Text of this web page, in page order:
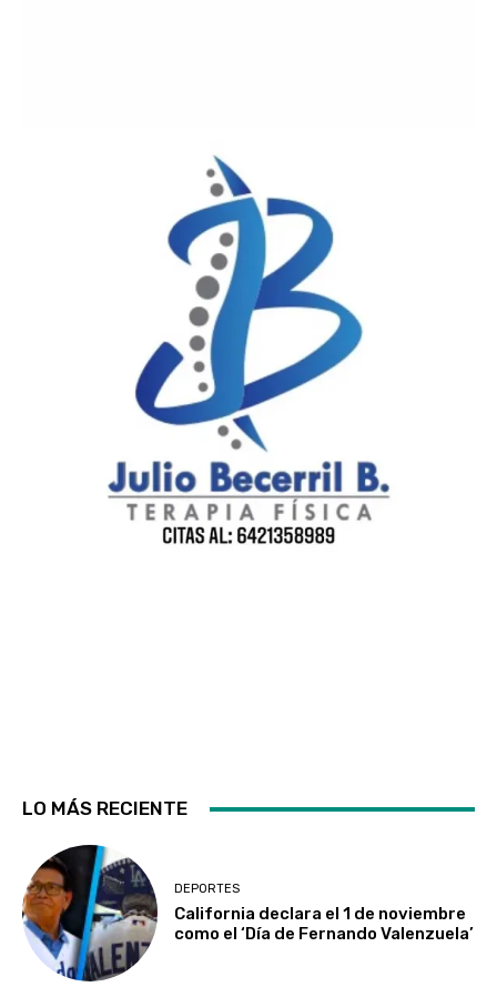
LO MÁS RECIENTE
DEPORTES
California declara el 1 de noviembre
como el ‘Día de Fernando Valenzuela’